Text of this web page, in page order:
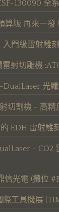
算版 再來一發 !